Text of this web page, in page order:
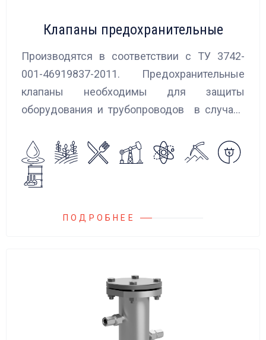
Клапаны предохранительные
Производятся в соответствии с ТУ 3742-
001-46919837-2011. Предохранительные
клапаны необходимы для защиты
оборудования и трубопроводов в случаях
сброса среды в систему низкого давления.
ПОДРОБНЕЕ